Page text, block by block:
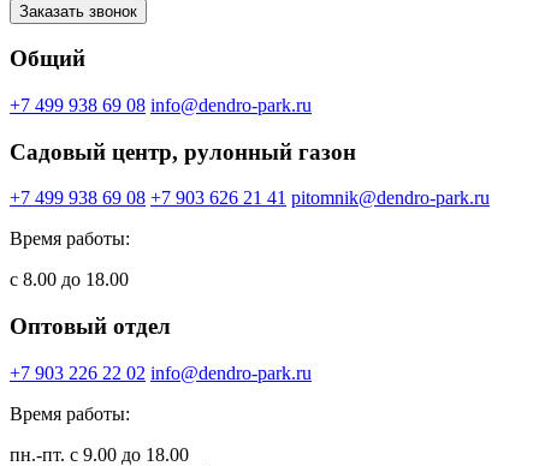
Заказать звонок
Общий
+7 499 938 69 08 info@dendro-park.ru
Садовый центр, рулонный газон
+7 499 938 69 08 +7 903 626 21 41 pitomnik@dendro-park.ru
Время работы:
с 8.00 до 18.00
Оптовый отдел
+7 903 226 22 02 info@dendro-park.ru
Время работы:
пн.-пт. с 9.00 до 18.00